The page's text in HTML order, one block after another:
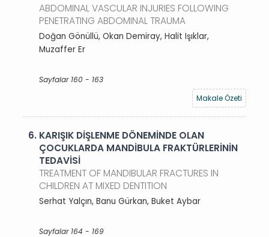
ABDOMINAL VASCULAR INJURIES FOLLOWING
PENETRATING ABDOMINAL TRAUMA
Doğan Gönüllü, Okan Demiray, Halit Işıklar,
Muzaffer Er
Sayfalar 160 - 163
Makale Özeti
6. KARIŞIK DİŞLENME DÖNEMİNDE OLAN
ÇOCUKLARDA MANDİBULA FRAKTÜRLERİNİN
TEDAVİSİ
TREATMENT OF MANDIBULAR FRACTURES IN
CHILDREN AT MIXED DENTITION
Serhat Yalçın, Banu Gürkan, Buket Aybar
Sayfalar 164 - 169